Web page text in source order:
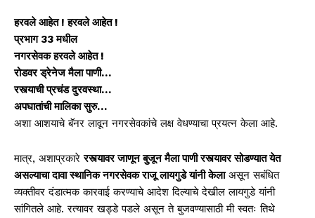
हरवले आहेत ! हरवले आहेत !
प्रभाग 33 मधील
नगरसेवक हरवले आहेत !
रोडवर ड्रेनेज मैला पाणी…
रस्त्याची प्रचंड दुरवस्था…
अपघातांची मालिका सुरु…
अशा आशयाचे बॅनर लावून नगरसेवकांचे लक्ष वेधण्याचा प्रयत्न केला आहे.
मात्र, अशाप्रकारेरस्त्यावर जाणून बुजून मैला पाणी रस्त्यावर सोडण्यात येत
असल्याचा दावा स्थानिक नगरसेवक राजू लायगुडे यांनी केलाअसून सबंधित
व्यक्तीवर दंडात्मक कारवाई करण्याचे आदेश दिल्याचे देखील लायगुडे यांनी
सांगितले आहे. रत्यावर खड्डे पडले असून ते बुजवण्यासाठी मी स्वतः तिथे